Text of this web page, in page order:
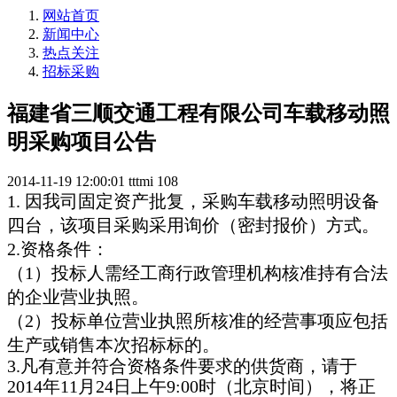
网站首页
新闻中心
热点关注
招标采购
福建省三顺交通工程有限公司车载移动照
明采购项目公告
2014-11-19 12:00:01 tttmi 108
1. 因我司固定资产批复，采购车载移动照明设备
四台，该项目采购采用询价（密封报价）方式。
2.资格条件：
（1）投标人需经工商行政管理机构核准持有合法
的企业营业执照。
（2）投标单位营业执照所核准的经营事项应包括
生产或销售本次招标标的。
3.凡有意并符合资格条件要求的供货商，请于
2014年11月24日上午9:00时（北京时间），将正